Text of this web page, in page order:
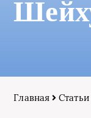
Главная Статьи